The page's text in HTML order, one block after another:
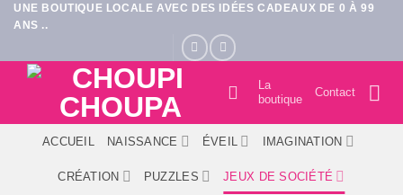
Passer
au
UNE BOUTIQUE LOCALE AVEC DES IDÉES CADEAUX DE 0 À 99
ANS ..
La
boutique
Contact
ACCUEIL NAISSANCE ÉVEIL IMAGINATION
CRÉATION PUZZLES JEUX DE SOCIÉTÉ